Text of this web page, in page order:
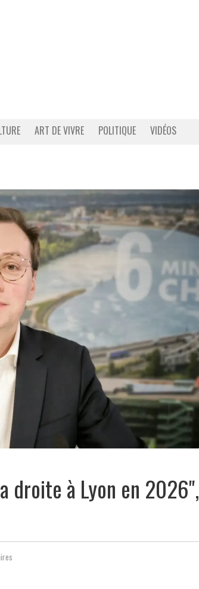
ART DE VIVRE POLITIQUE VIDÉOS
droite à Lyon en 2026",